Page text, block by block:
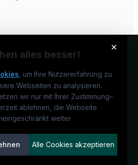
×
alles besser!
, um Ihre Nutzererfahrung zu
Webseiten zu analysieren.
wir nur mit Ihrer Zustimmung–
ablehnen, die Webseite
weiter
Alle Cookies akzeptieren
der